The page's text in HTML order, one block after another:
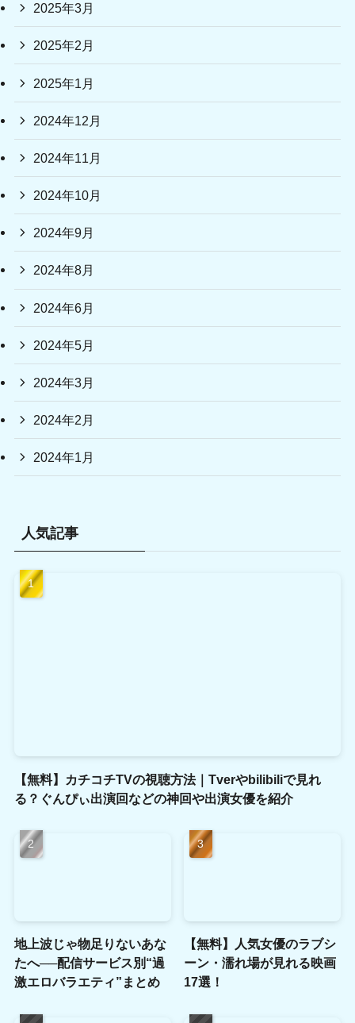
2025年3月
2025年2月
2025年1月
2024年12月
2024年11月
2024年10月
2024年9月
2024年8月
2024年6月
2024年5月
2024年3月
2024年2月
2024年1月
人気記事
【無料】カチコチTVの視聴方法｜Tverやbilibiliで見れ
る？ぐんぴぃ出演回などの神回や出演女優を紹介
地上波じゃ物足りないあな
たへ──配信サービス別“過
激エロバラエティ”まとめ
【無料】人気女優のラブシ
ーン・濡れ場が見れる映画
17選！